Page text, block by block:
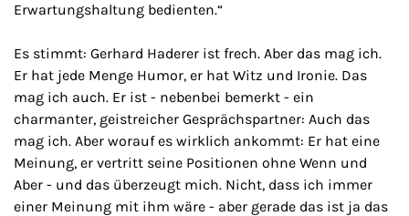
Erwartungshaltung bedienten.“
Es stimmt: Gerhard Haderer ist frech. Aber das mag ich.
Er hat jede Menge Humor, er hat Witz und Ironie. Das
mag ich auch. Er ist - nebenbei bemerkt - ein
charmanter, geistreicher Gesprächspartner: Auch das
mag ich. Aber worauf es wirklich ankommt: Er hat eine
Meinung, er vertritt seine Positionen ohne Wenn und
Aber - und das überzeugt mich. Nicht, dass ich immer
einer Meinung mit ihm wäre - aber gerade das ist ja das